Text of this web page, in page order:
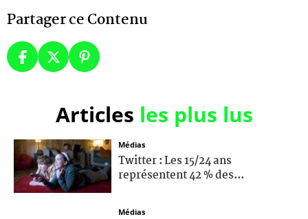
Partager ce Contenu
Articles les plus lus
Médias
Twitter : Les 15/24 ans
représentent 42 % des...
Médias